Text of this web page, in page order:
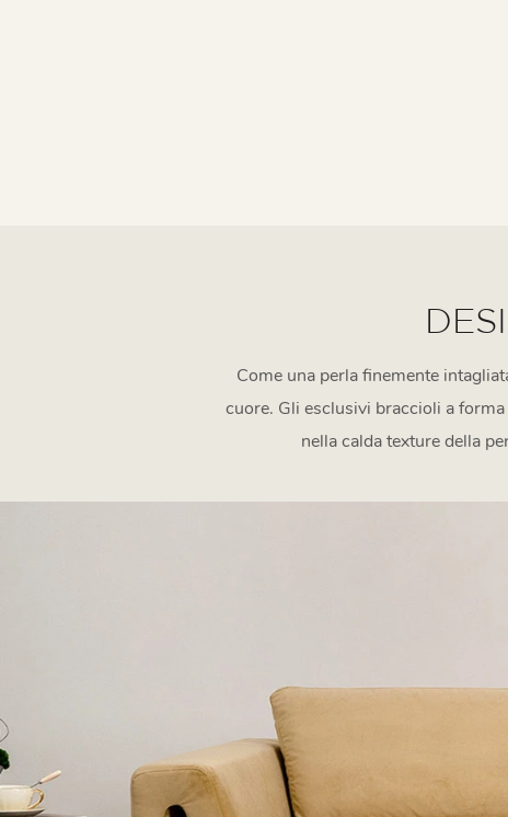
Come una perla finemente
cuore. Gli esclusivi braccioli a
nella calda texture della